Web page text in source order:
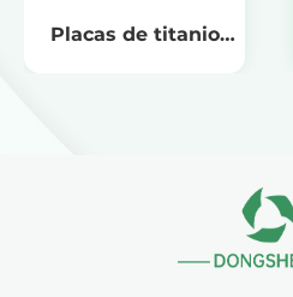
Placas de titanio